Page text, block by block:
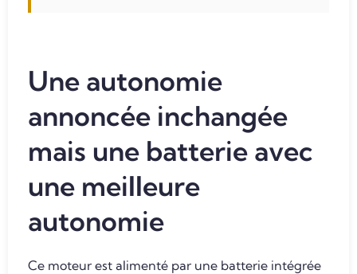
Une autonomie
annoncée inchangée
mais une batterie avec
une meilleure
autonomie
Ce moteur est alimenté par une batterie intégrée